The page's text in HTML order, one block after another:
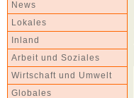
News
Lokales
Inland
Arbeit und Soziales
Wirtschaft und Umwelt
Globales